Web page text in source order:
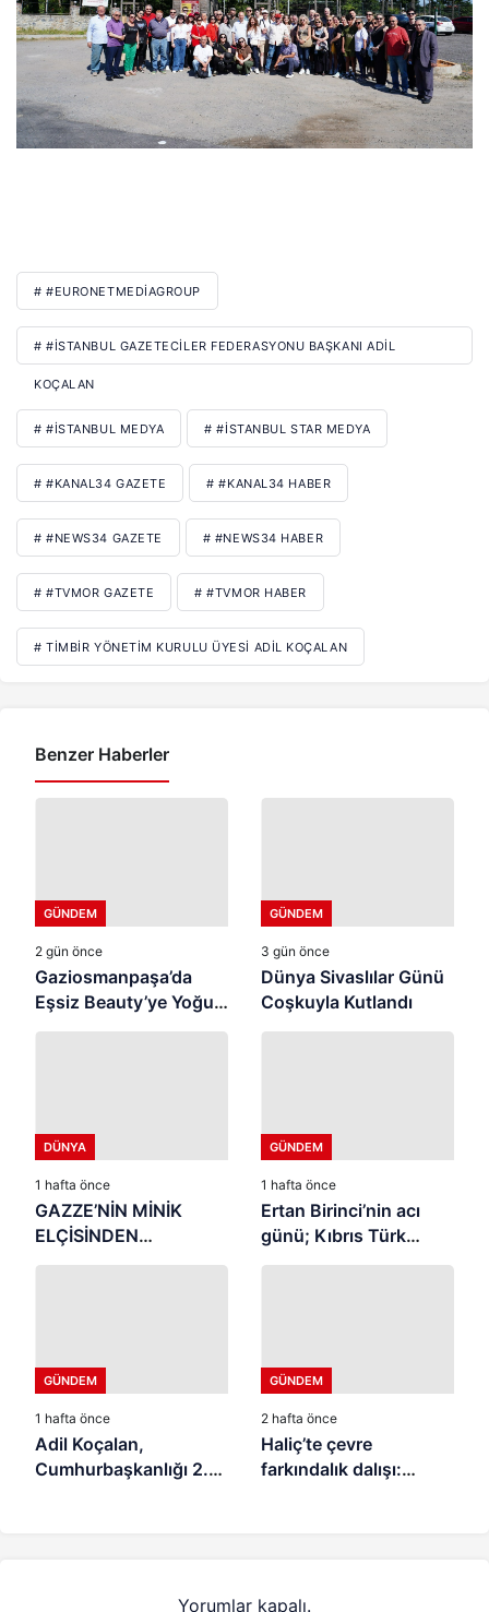
# #EURONETMEDIAGROUP
# #İSTANBUL GAZETECILER FEDERASYONU BAŞKANI ADIL
KOÇALAN
# #İSTANBUL MEDYA # #İSTANBUL STAR MEDYA
# #KANAL34 GAZETE # #KANAL34 HABER
# #NEWS34 GAZETE # #NEWS34 HABER
# #TVMOR GAZETE # #TVMOR HABER
# TİMBİR YÖNETIM KURULU ÜYESI ADIL KOÇALAN
Benzer Haberler
GÜNDEM
2 gün önce
Gaziosmanpaşa’da
Eşsiz Beauty’ye Yoğun
İlgi ⭐
GÜNDEM
3 gün önce
Dünya Sivaslılar Günü
Coşkuyla Kutlandı
DÜNYA
1 hafta önce
GAZZE’NİN MİNİK
ELÇİSİNDEN
İSTANBUL’DA
GÜNDEM
1 hafta önce
Ertan Birinci’nin acı
günü; Kıbrıs Türk
halkının mücahit ruhlu
GÜNDEM
1 hafta önce
Adil Koçalan,
Cumhurbaşkanlığı 2.
GÜNDEM
2 hafta önce
Haliç’te çevre
farkındalık dalışı:
Yorumlar kapalı.